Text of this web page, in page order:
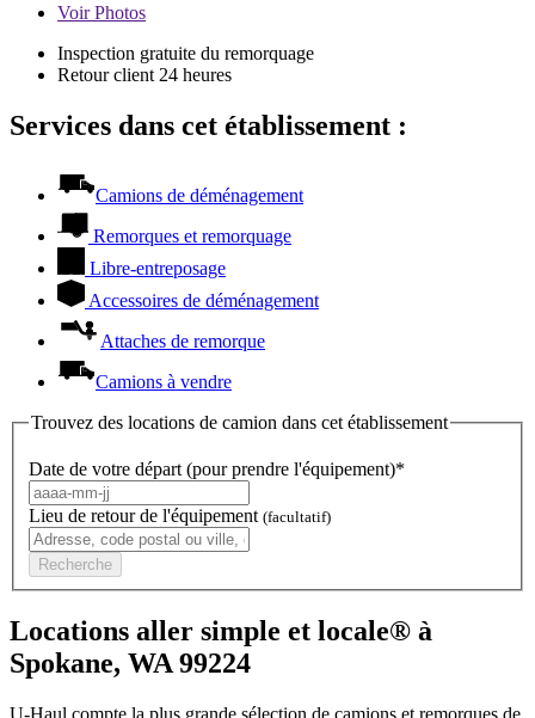
VoirPhotos
Inspection gratuite du remorquage
Retour client 24 heures
Services dans cet établissement :
Camions de déménagement
Remorques et remorquage
Libre-entreposage
Accessoires de déménagement
Attaches de remorque
Camions à vendre
Trouvez des locations de camion dans cet établissement
Date de votre départ (pour prendre l'équipement)*
Lieu de retour de l'équipement (facultatif)
Recherche
Locations aller simple et locale® à
Spokane, WA 99224